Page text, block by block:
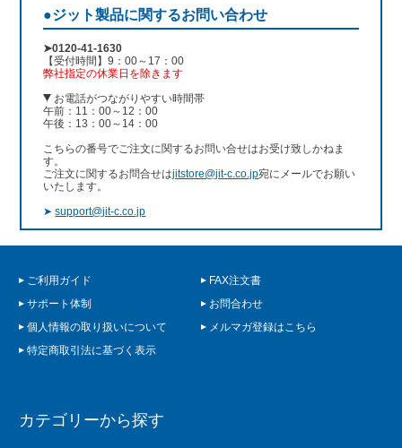
●ジット製品に関するお問い合わせ
➤0120-41-1630
【受付時間】9：00～17：00
弊社指定の休業日を除きます
お電話がつながりやすい時間帯
午前：11：00～12：00
午後：13：00～14：00
こちらの番号でご注文に関するお問い合せはお受け致しかねま
す。
ご注文に関するお問合せはjitstore@jit-c.co.jp宛にメールでお願い
いたします。
➤support@jit-c.co.jp
ご利用ガイド
FAX注文書
サポート体制
お問合わせ
個人情報の取り扱いについて
メルマガ登録はこちら
特定商取引法に基づく表示
カテゴリーから探す